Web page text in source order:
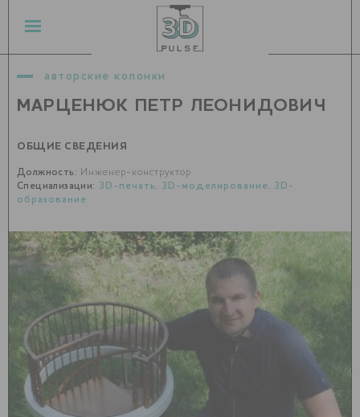
авторские колонки
МАРЦЕНЮК ПЕТР ЛЕОНИДОВИЧ
ОБЩИЕ СВЕДЕНИЯ
Должность: Инженер-конструктор
Специализации: 3D-печать, 3D-моделирование, 3D-
образование